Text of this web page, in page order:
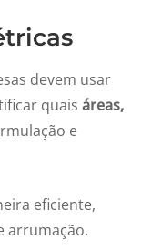
devem usar
quais áreas,
e
eficiente,
arrumação.